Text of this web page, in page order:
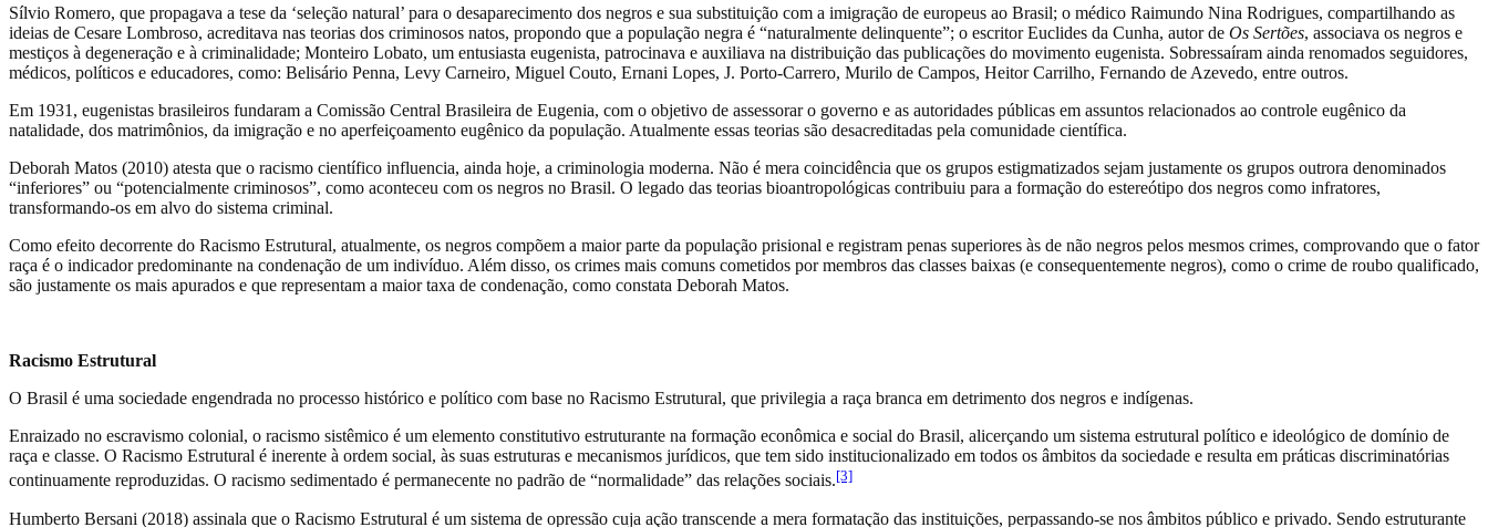
Sílvio Romero, que propagava a tese da ‘seleção natural’ para o desaparecimento dos negros e sua substituição com a imigração de europeus ao Brasil; o médico Raimundo Nina Rodrigues, compartilhando as
ideias de Cesare Lombroso, acreditava nas teorias dos criminosos natos, propondo que a população negra é “naturalmente delinquente”; o escritor Euclides da Cunha, autor de Os Sertões, associava os negros e
mestiços à degeneração e à criminalidade; Monteiro Lobato, um entusiasta eugenista, patrocinava e auxiliava na distribuição das publicações do movimento eugenista. Sobressaíram ainda renomados seguidores,
médicos, políticos e educadores, como: Belisário Penna, Levy Carneiro, Miguel Couto, Ernani Lopes, J. Porto-Carrero, Murilo de Campos, Heitor Carrilho, Fernando de Azevedo, entre outros.
Em 1931, eugenistas brasileiros fundaram a Comissão Central Brasileira de Eugenia, com o objetivo de assessorar o governo e as autoridades públicas em assuntos relacionados ao controle eugênico da
natalidade, dos matrimônios, da imigração e no aperfeiçoamento eugênico da população. Atualmente essas teorias são desacreditadas pela comunidade científica.
Deborah Matos (2010) atesta que o racismo científico influencia, ainda hoje, a criminologia moderna. Não é mera coincidência que os grupos estigmatizados sejam justamente os grupos outrora denominados
“inferiores” ou “potencialmente criminosos”, como aconteceu com os negros no Brasil. O legado das teorias bioantropológicas contribuiu para a formação do estereótipo dos negros como infratores,
transformando-os em alvo do sistema criminal.
Como efeito decorrente do Racismo Estrutural, atualmente, os negros compõem a maior parte da população prisional e registram penas superiores às de não negros pelos mesmos crimes, comprovando que o fator
raça é o indicador predominante na condenação de um indivíduo. Além disso, os crimes mais comuns cometidos por membros das classes baixas (e consequentemente negros), como o crime de roubo qualificado,
são justamente os mais apurados e que representam a maior taxa de condenação, como constata Deborah Matos.
Racismo Estrutural
O Brasil é uma sociedade engendrada no processo histórico e político com base no Racismo Estrutural, que privilegia a raça branca em detrimento dos negros e indígenas.
Enraizado no escravismo colonial, o racismo sistêmico é um elemento constitutivo estruturante na formação econômica e social do Brasil, alicerçando um sistema estrutural político e ideológico de domínio de
raça e classe. O Racismo Estrutural é inerente à ordem social, às suas estruturas e mecanismos jurídicos, que tem sido institucionalizado em todos os âmbitos da sociedade e resulta em práticas discriminatórias
continuamente reproduzidas. O racismo sedimentado é permanecente no padrão de “normalidade” das relações sociais.[3]
Humberto Bersani (2018) assinala que o Racismo Estrutural é um sistema de opressão cuja ação transcende a mera formatação das instituições, perpassando-se nos âmbitos público e privado. Sendo estruturante